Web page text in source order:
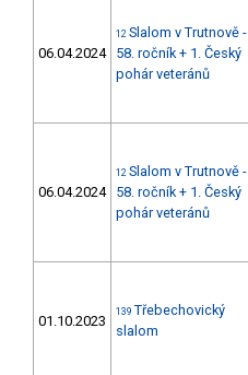
06.04.2024
12 Slalom v Trutnově -
58. ročník + 1. Český
pohár veteránů
06.04.2024
12 Slalom v Trutnově -
58. ročník + 1. Český
pohár veteránů
01.10.2023
139 Třebechovický
slalom